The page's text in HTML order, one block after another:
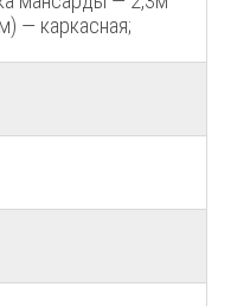
— каркасная;